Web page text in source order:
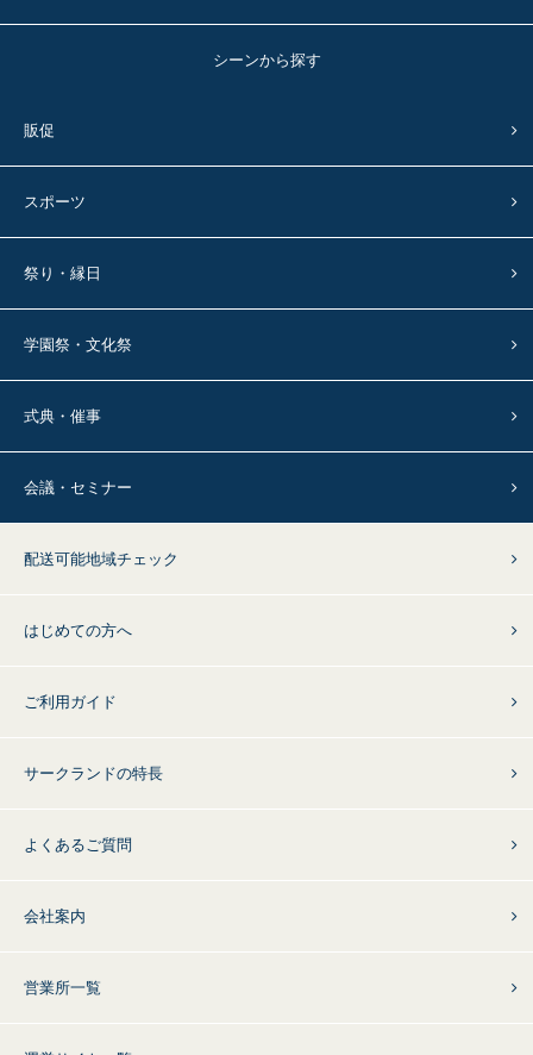
シーンから探す
販促
スポーツ
祭り・縁日
学園祭・文化祭
式典・催事
会議・セミナー
配送可能地域チェック
はじめての方へ
ご利用ガイド
サークランドの特長
よくあるご質問
会社案内
営業所一覧